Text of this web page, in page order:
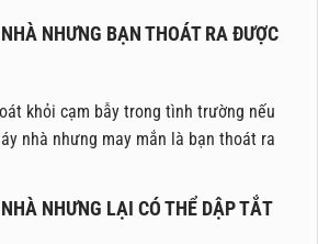
NHƯNG BẠN THOÁT RA ĐƯỢC
khỏi cạm bẫy trong tình trường nếu
nhà nhưng may mắn là bạn thoát ra
NHƯNG LẠI CÓ THỂ DẬP TẮT